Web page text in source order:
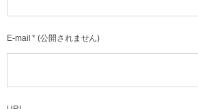
E-mail * (公開されません)